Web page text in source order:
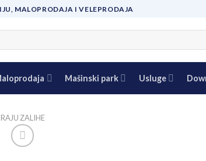
MALOPRODAJA I VELEPRODAJA
Mašinski park Usluge
ZALIHE